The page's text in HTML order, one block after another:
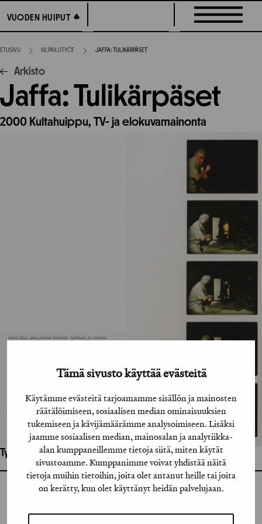
Tämä sivusto käyttää evästeitä
Käytämme evästeitä tarjoamamme sisällön ja mainosten
räätälöimiseen, sosiaalisen median ominaisuuksien
tukemiseen ja kävijämäärämme analysoimiseen. Lisäksi
jaamme sosiaalisen median, mainosalan ja analytiikka-
alan kumppaneillemme tietoja siitä, miten käytät
sivustoamme. Kumppanimme voivat yhdistää näitä
tietoja muihin tietoihin, joita olet antanut heille tai joita
on kerätty, kun olet käyttänyt heidän palvelujaan.
suoraan
sisältöön
VUODEN HUIPUT
VUODEN HUIPUT
ETUSIVU KILPAILUTYÖT JAFFA: TULIKÄRPÄSET
Arkisto
Jaffa: Tulikärpäset
2000 Kultahuippu, TV- ja elokuvamainonta
Työhön osallistuneet henkilöt / tahot:
GRAFIA RY